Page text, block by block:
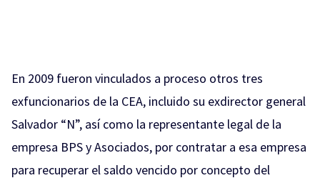
En 2009 fueron vinculados a proceso otros tres
exfuncionarios de la CEA, incluido su exdirector general
Salvador “N”, así como la representante legal de la
empresa BPS y Asociados, por contratar a esa empresa
para recuperar el saldo vencido por concepto del